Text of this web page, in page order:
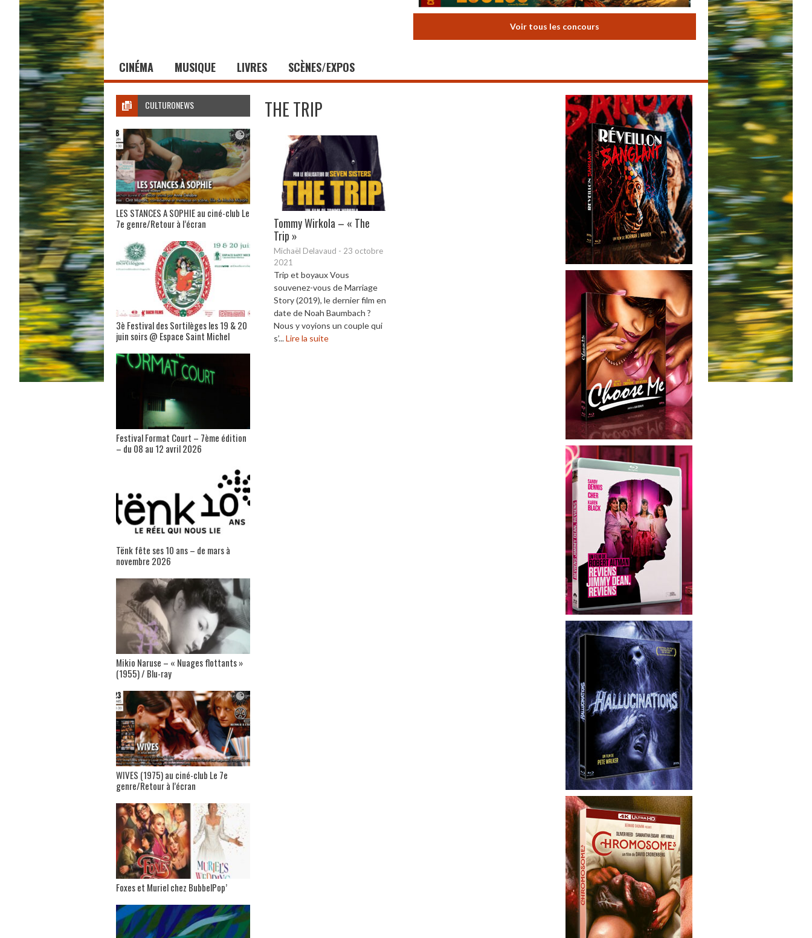
Voir tous les concours
CINÉMA MUSIQUE LIVRES SCÈNES/EXPOS
THE TRIP
Tommy Wirkola – « The
Trip »
Michaël Delavaud - 23 octobre
2021
Trip et boyaux Vous
souvenez-vous de Marriage
Story (2019), le dernier film en
date de Noah Baumbach ?
Nous y voyions un couple qui
s’...Lire la suite
CULTURONEWS
LES STANCES A SOPHIE au ciné-club Le
7e genre/Retour à l’écran
3è Festival des Sortilèges les 19 & 20
juin soirs @ Espace Saint Michel
Festival Format Court – 7ème édition
– du 08 au 12 avril 2026
Tënk fête ses 10 ans – de mars à
novembre 2026
Mikio Naruse – « Nuages flottants »
(1955) / Blu-ray
WIVES (1975) au ciné-club Le 7e
genre/Retour à l’écran
Foxes et Muriel chez BubbelPop’